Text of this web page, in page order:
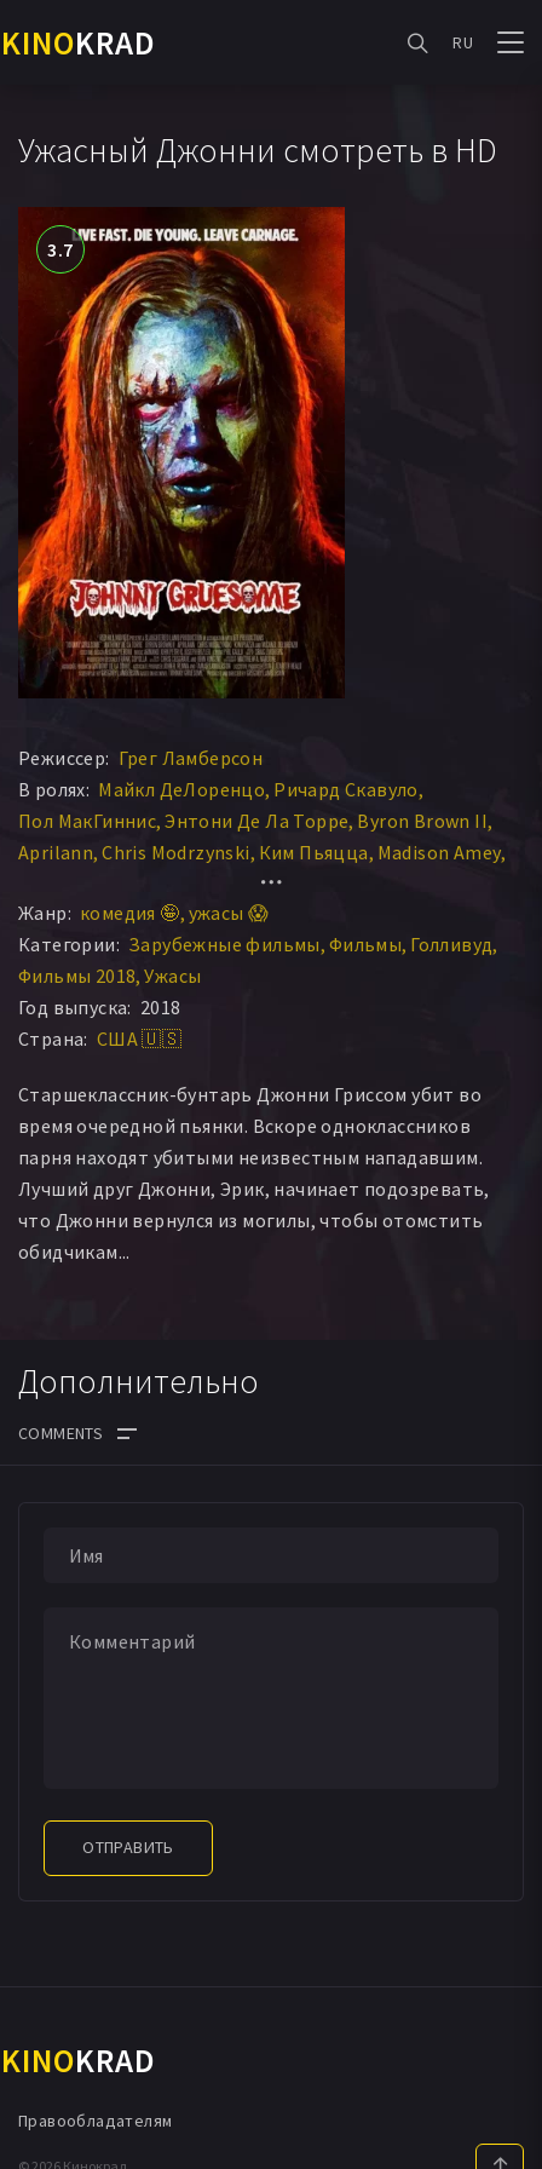
KINOKRAD RU
Ужасный Джонни смотреть в HD
3.7
Режиссер: Грег Ламберсон
В ролях: Майкл ДеЛоренцо Ричард Скавуло
Пол МакГиннис Энтони Де Ла Торре Byron Brown II
Aprilann Chris Modrzynski Ким Пьяцца Madison Amey
Джон Ренна Richard Lounello
Байрон Браун II Роберт Бозек
Сэм Куалиана Jessica Zwolak Michael O'Hear
Александр С. Макбрид
Доминик Мендес
Anthony De La Torre
Жанр: комедия 🤪 ужасы 😱
Категории: Зарубежные фильмы Фильмы Голливуд
Фильмы 2018 Ужасы
Год выпуска: 2018
Страна: США 🇺🇸
Старшеклассник-бунтарь Джонни Гриссом убит во
время очередной пьянки. Вскоре одноклассников
парня находят убитыми неизвестным нападавшим.
Лучший друг Джонни, Эрик, начинает подозревать,
что Джонни вернулся из могилы, чтобы отомстить
обидчикам...
Дополнительно
ОТПРАВИТЬ
KINOKRAD
Правообладателям